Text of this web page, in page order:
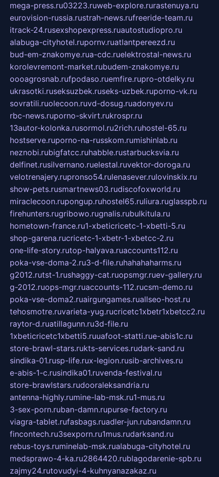
mega-press.ru03223.ruweb-explore.rurastenuya.ru
eurovision-russia.rustrah-news.rufreeride-team.ru
itrack-24.rusexshopexpress.ruautostudiopro.ru
alabuga-cityhotel.rupornv.ruatlantpereezd.ru
bud-em-znakomye.rua-cdc.ruelektrostal-news.ru
korolevremont-market.rubudem-znakomye.ru
oooagrosnab.rufpodaso.ruemfire.rupro-otdelky.ru
ukrasotki.ruseksuzbek.ruseks-uzbek.ruporno-vk.ru
sovratili.ruolecoon.ruvd-dosug.ruadonyev.ru
rbc-news.ruporno-skvirt.rukrospr.ru
13autor-kolonka.rusormol.ru2rich.ruhostel-65.ru
hostserve.ruporno-na-russkom.rumishinlab.ru
neznobi.rubigfatcc.ruhabble.rustarbucksvia.ru
delfinet.rusilvernano.ruelestal.ruvektor-doroga.ru
velotrenajery.rupronso54.rulenasever.rulovinskix.ru
show-pets.rusmartnews03.rudiscofoxworld.ru
miraclecoon.rupongup.ruhostel65.ruliura.ruglasspb.ru
firehunters.rugribowo.rugnalis.rubulkitula.ru
hometown-france.ru1-xbeticricetc-1-xbetti-5.ru
shop-garena.rucricetc-1-xbetr-1-xbetcc-2.ru
one-life-story.rutop-halyava.ruaccounts112.ru
poka-vse-doma-2.ru3-d-file.ruhahahaharms.ru
g2012.rutst-1.rushaggy-cat.ruopsmgr.ruev-gallery.ru
g-2012.ruops-mgr.ruaccounts-112.rucsm-demo.ru
poka-vse-doma2.ruairgungames.ruallseo-host.ru
tehosmotre.ruvarieta-yug.rucricetc1xbetr1xbetcc2.ru
raytor-d.ruatillagunn.ru3d-file.ru
1xbeticricetc1xbetti5.ruuafoot-statti.rue-abis1c.ru
store-brawl-stars.rukts-services.rudark-sand.ru
sindika-01.rusp-life.rux-legion.rusib-archives.ru
e-abis-1-c.rusindika01.ruvenda-festival.ru
store-brawlstars.rudooraleksandria.ru
antenna-highly.rumine-lab-msk.ru1-mus.ru
3-sex-porn.ruban-damn.rupurse-factory.ru
viagra-tablet.rufasbags.ruadler-jun.rubandamn.ru
fincontech.ru3sexporn.ru1mus.rudarksand.ru
rebus-toys.ruminelab-msk.rualabuga-cityhotel.ru
medsprawo-4-ka.ru2864420.rublagodarenie-spb.ru
zajmy24.rutovudyi-4-kuhnyanazakaz.ru